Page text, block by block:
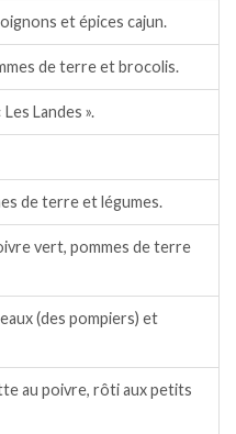
et épices cajun.
de terre et brocolis.
Landes ».
de terre et légumes.
vert, pommes de terre
(des pompiers) et
au poivre, rôti aux petits